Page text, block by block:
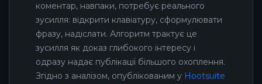
коментар, навпаки, потребує реального
зусилля: відкрити клавіатуру, сформулювати
фразу, надіслати. Алгоритм трактує це
зусилля як доказ глибокого інтересу і
одразу надає публікації більшого охоплення.
Згідно з аналізом, опублікованим у Hootsuite